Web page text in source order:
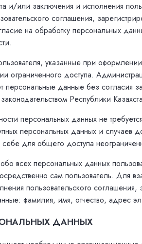
и/или заключения и исполнения
соглашения,
на обработку персональных
указанные при оформлении
ограниченного доступа.
персональные данные без согласия
Республики
персональных данных не
персональных данных и случаев
для общего доступа
всех персональных данных
сам пользователь. Для
пользовательского соглашения,
фамилия, имя, отчество, адрес
ДАННЫХ